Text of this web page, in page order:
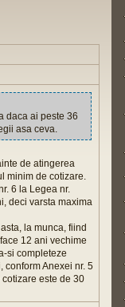
daca ai peste 36
asa ceva.
de atingerea
minim de cotizare.
6 la Legea nr.
deci varsta maxima
la munca, fiind
12 ani vechime
si completeze
conform Anexei nr. 5
este de 30